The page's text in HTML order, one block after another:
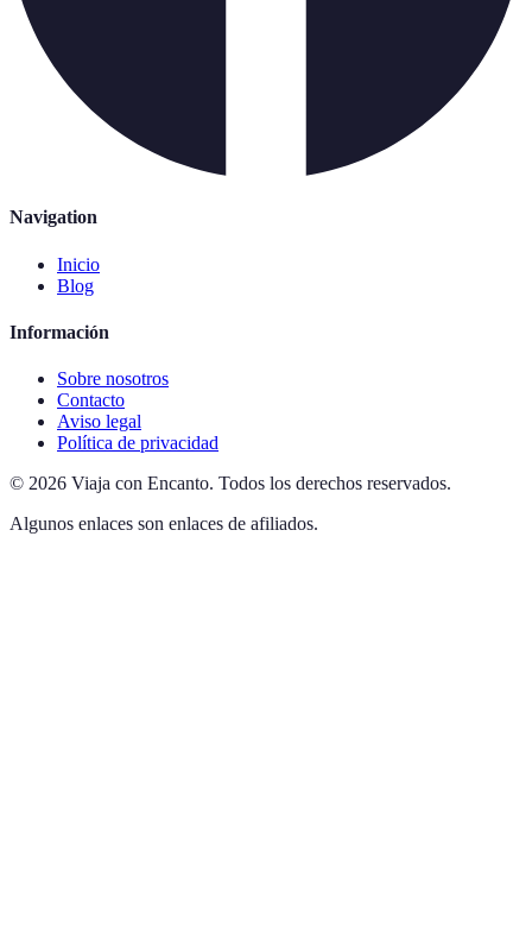
Navigation
Inicio
Blog
Información
Sobre nosotros
Contacto
Aviso legal
Política de privacidad
© 2026 Viaja con Encanto. Todos los derechos reservados.
Algunos enlaces son enlaces de afiliados.